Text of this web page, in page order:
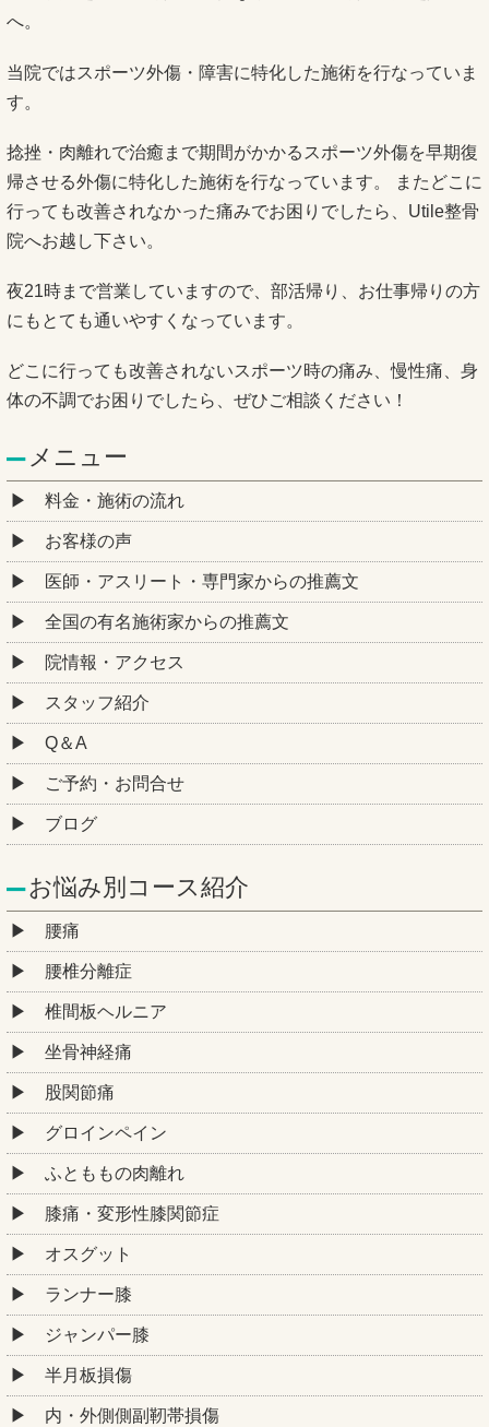
へ。
当院ではスポーツ外傷・障害に特化した施術を行なっていま
す。
捻挫・肉離れで治癒まで期間がかかるスポーツ外傷を早期復
帰させる外傷に特化した施術を行なっています。 またどこに
行っても改善されなかった痛みでお困りでしたら、Utile整骨
院へお越し下さい。
夜21時まで営業していますので、部活帰り、お仕事帰りの方
にもとても通いやすくなっています。
どこに行っても改善されないスポーツ時の痛み、慢性痛、身
体の不調でお困りでしたら、ぜひご相談ください！
メニュー
料金・施術の流れ
お客様の声
医師・アスリート・専門家からの推薦文
全国の有名施術家からの推薦文
院情報・アクセス
スタッフ紹介
Q＆A
ご予約・お問合せ
ブログ
お悩み別コース紹介
腰痛
腰椎分離症
椎間板ヘルニア
坐骨神経痛
股関節痛
グロインペイン
ふとももの肉離れ
膝痛・変形性膝関節症
オスグット
ランナー膝
ジャンパー膝
半月板損傷
内・外側側副靭帯損傷